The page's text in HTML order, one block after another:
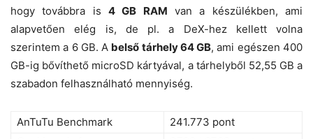
hogy továbbra is 4 GB RAM van a készülékben, ami
alapvetően elég is, de pl. a DeX-hez kellett volna
szerintem a 6 GB. A belső tárhely 64 GB, ami egészen 400
GB-ig bővíthető microSD kártyával, a tárhelyből 52,55 GB a
szabadon felhasználható mennyiség.
AnTuTu Benchmark
241.773 pont